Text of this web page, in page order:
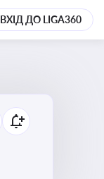
ВХІД ДО LIGA360